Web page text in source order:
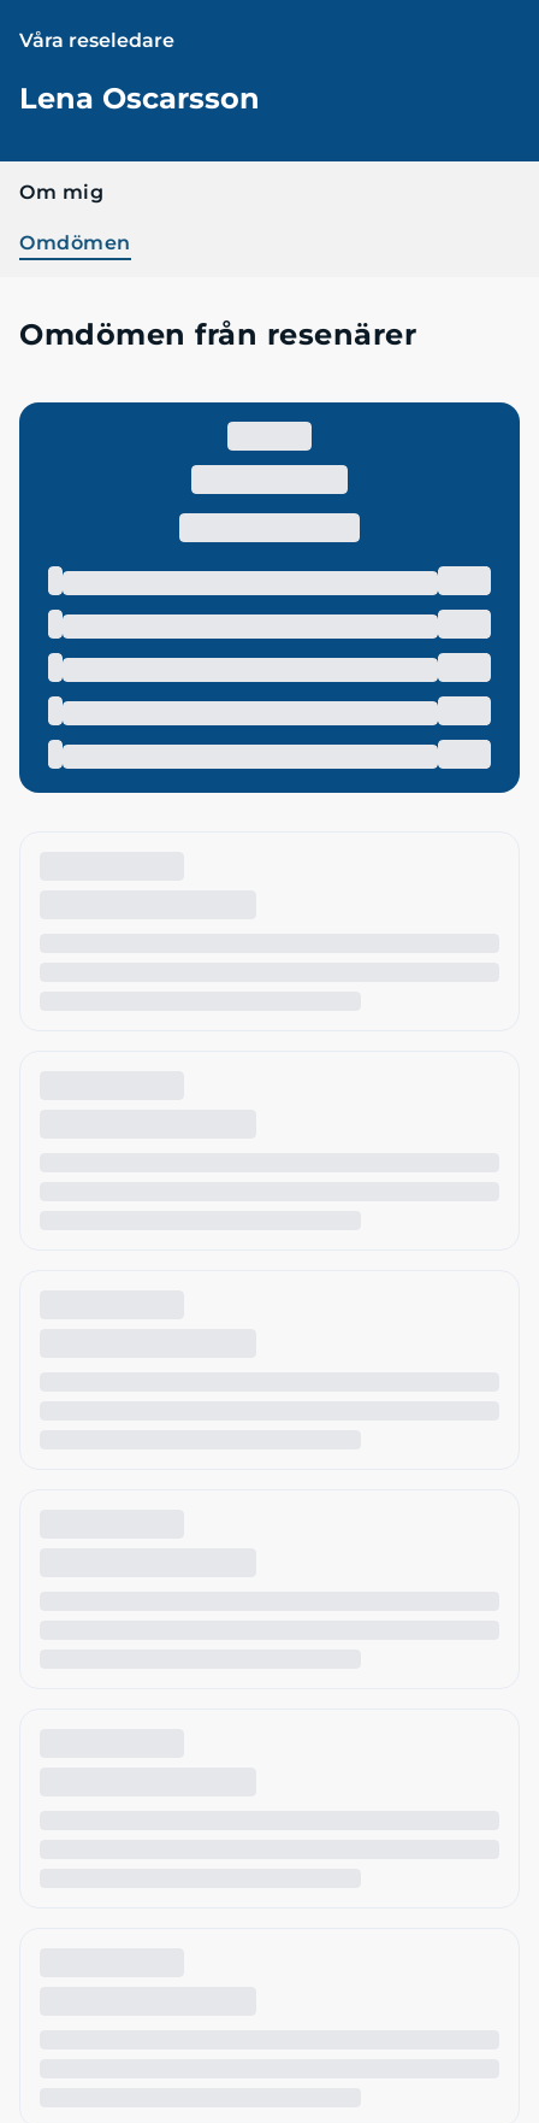
Våra reseledare
Lena Oscarsson
Om mig
Omdömen
Omdömen från resenärer